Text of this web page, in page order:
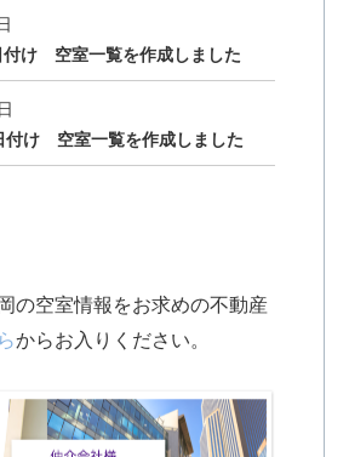
け 空室一覧を作成しました
け 空室一覧を作成しました
の空室情報をお求めの不動産
からお入りください。